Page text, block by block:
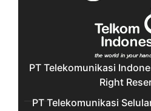
PT Telekomunikasi
Right
PT Telekomunikasi